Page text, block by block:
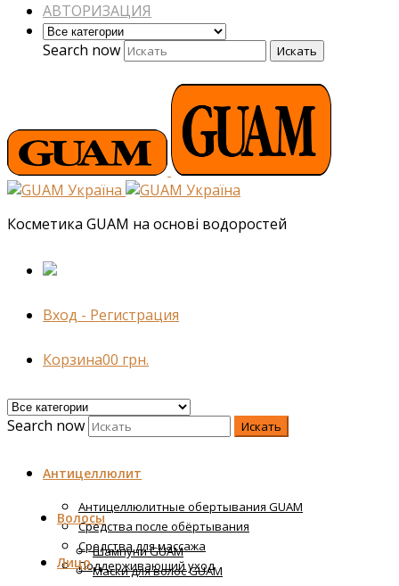
АВТОРИЗАЦИЯ
Search now
Искать
Косметика GUAM на основі водоростей
Вход - Регистрация
Корзина00 грн.
Search now Искать
Антицеллюлит
Антицеллюлитные обертывания GUAM
Средства после обёртывания
Средства для массажа
Поддерживающий уход
Волосы
Шампуни GUAM
Маски для волос GUAM
Лицо